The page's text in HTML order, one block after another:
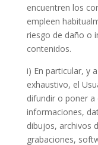
encuentren los
empleen
riesgo de daño o
contenidos.
i) En particular, y
exhaustivo, el
difundir o poner
informaciones,
dibujos, archivos
grabaciones,